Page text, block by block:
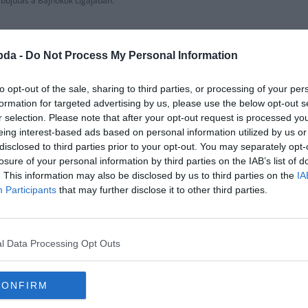
- Do Not Process My Personal Information
opt-out of the sale, sharing to third parties, or processing of your
for targeted advertising by us, please use the below opt-out
selection. Please note that after your opt-out request is processed
interest-based ads based on personal information utilized by us
to third parties prior to your opt-out. You may separately
of your personal information by third parties on the IAB’s list of
This information may also be disclosed by us to third parties on the
Participants that may further disclose it to other third parties.
Data Processing Opt Outs
Mert a szakirodalomban ilyet
LA LIGA REAL MADRID
2019.10.11. Adam
Courtois
médiát
A Real Madrid kapusa, Thibault
elleni 9-0-ás lehengerlő belga
Read More